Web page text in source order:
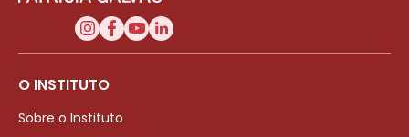
O INSTITUTO
Sobre o Instituto